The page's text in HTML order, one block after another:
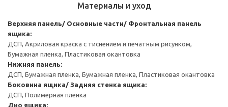
Материалы и уход
Верхняя панель/ Основные части/ Фронтальная панель
ящика:
ДСП, Акриловая краска с тиснением и печатным рисунком,
Бумажная пленка, Пластиковая окантовка
Нижняя панель:
ДСП, Бумажная пленка, Бумажная пленка, Пластиковая окантовка
Боковина ящика/ Задняя стенка ящика:
ДСП, Полимерная пленка
Дно ящика: